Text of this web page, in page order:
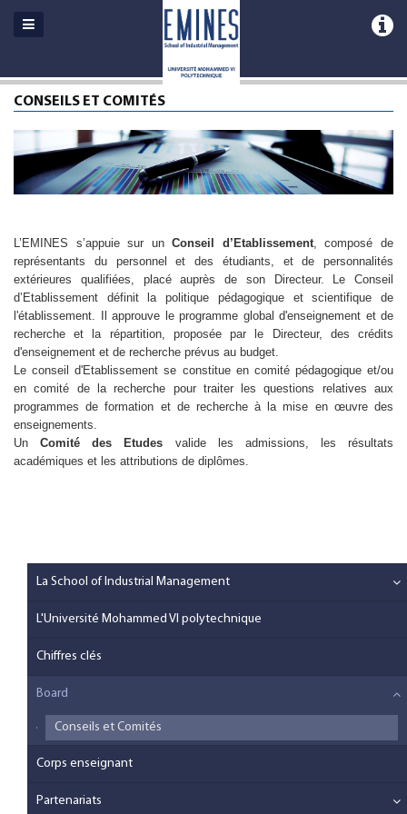
CONSEILS ET COMITÉS
L’EMINES s’appuie sur unConseil d’Etablissement, composé de
représentants du personnel et des étudiants, et de personnalités
extérieures qualifiées, placé auprès de son Directeur. Le Conseil
d’Etablissement définit la politique pédagogique et scientifique de
l'établissement. Il approuve le programme global d'enseignement et de
recherche et la répartition, proposée par le Directeur, des crédits
d'enseignement et de recherche prévus au budget.
Le conseil d'Etablissement se constitue en comité pédagogique et/ou
en comité de la recherche pour traiter les questions relatives aux
programmes de formation et de recherche à la mise en œuvre des
enseignements.
​UnComité des Etudes valide les admissions, les résultats
académiques et les attributions de diplômes.
La School of Industrial Management
L'Université Mohammed VI polytechnique
Chiffres clés
Board
Conseils et Comités
Corps enseignant
Partenariats